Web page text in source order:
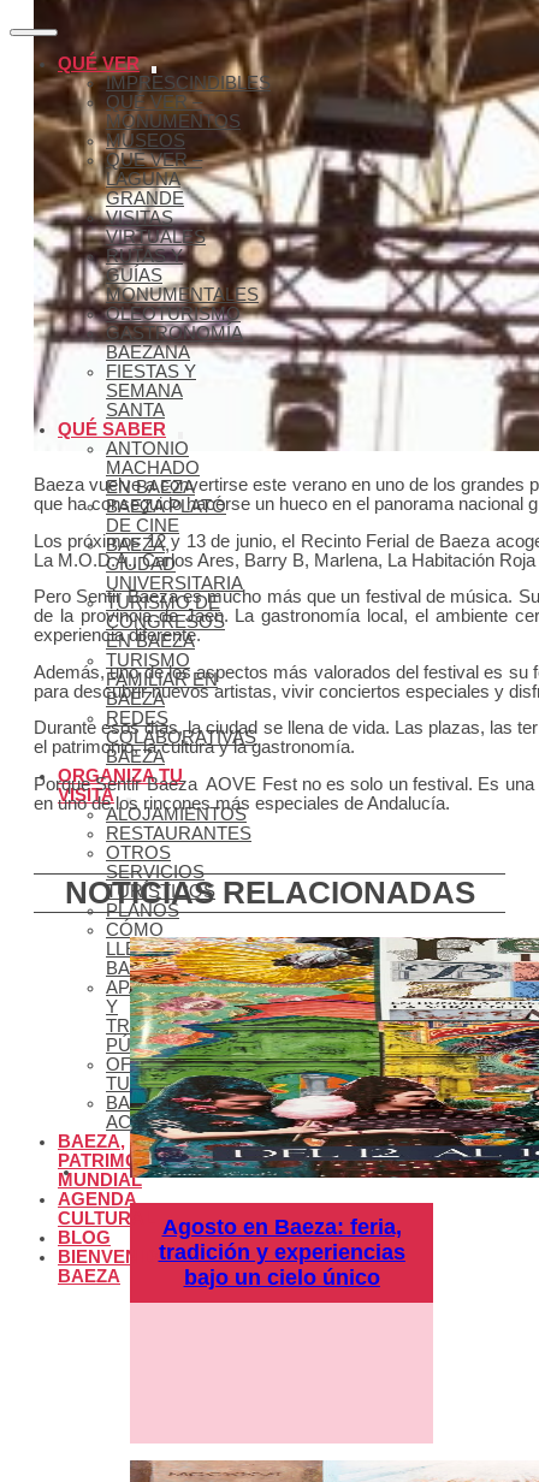
QUÉ VER
IMPRESCINDIBLES
QUÉ VER –
MONUMENTOS
MUSEOS
QUÉ VER –
LAGUNA
GRANDE
VISITAS
VIRTUALES
RUTAS Y
GUÍAS
MONUMENTALES
OLEOTURISMO
GASTRONOMÍA
BAEZANA
FIESTAS Y
SEMANA
SANTA
QUÉ SABER
ANTONIO
MACHADO
EN BAEZA
BAEZA PLATÓ
DE CINE
BAEZA,
CIUDAD
UNIVERSITARIA
TURISMO DE
CONGRESOS
EN BAEZA
TURISMO
FAMILIAR EN
BAEZA
REDES
COLABORATIVAS
BAEZA
ORGANIZA TU
VISITA
ALOJAMIENTOS
RESTAURANTES
OTROS
SERVICIOS
TURÍSTICOS
PLANOS
CÓMO
LLEGAR A
BAEZA
APARCAMIENTO
Y
TRANSPORTE
PÚBLICO
OFICINA DE
TURISMO
BAEZA
ACCESIBLE
BAEZA,
PATRIMONIO
MUNDIAL
AGENDA
CULTURAL
BLOG
BIENVENIDOS A
BAEZA
Baeza vuelve a convertirse este verano en uno de los
que ha conseguido hacerse un hueco en el panorama nacional
Los próximos 12 y 13 de junio, el Recinto Ferial de Baeza
La M.O.D.A., Carlos Ares, Barry B, Marlena, La Habitación
Pero Sentir Baeza es mucho más que un festival de música.
de la provincia de Jaén. La gastronomía local, el ambiente
experiencia diferente.
Además, uno de los aspectos más valorados del festival es su
para descubrir nuevos artistas, vivir conciertos especiales y
Durante esos días, la ciudad se llena de vida. Las plazas, las
el patrimonio, la cultura y la gastronomía.
Porque Sentir Baeza AOVE Fest no es solo un festival. Es
en uno de los rincones más especiales de Andalucía.
NOTICIAS RELACIONADAS
Agosto en Baeza: feria,
tradición y experiencias
bajo un cielo único